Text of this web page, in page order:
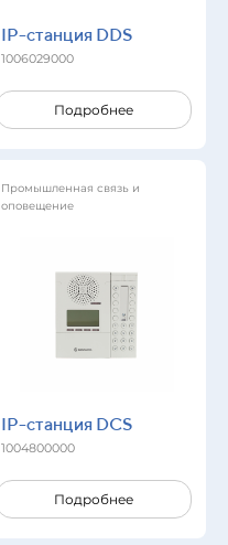
IP-станция DDS
1006029000
Подробнее
Промышленная связь и
оповещение
IP-станция DCS
1004800000
Подробнее